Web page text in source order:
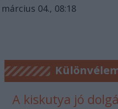
március 04., 08:18
A kiskutya jó